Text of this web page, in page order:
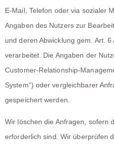
E-Mail, Telefon oder via sozialer
Angaben des Nutzers zur
und deren Abwicklung gem. Art.
verarbeitet. Die Angaben der
Customer-Relationship-
System“) oder vergleichbarer
gespeichert werden.
Wir löschen die Anfragen, sofern
erforderlich sind. Wir überprüfen